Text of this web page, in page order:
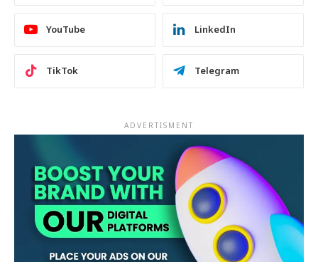
YouTube LinkedIn
TikTok Telegram
ADVERTISMENT